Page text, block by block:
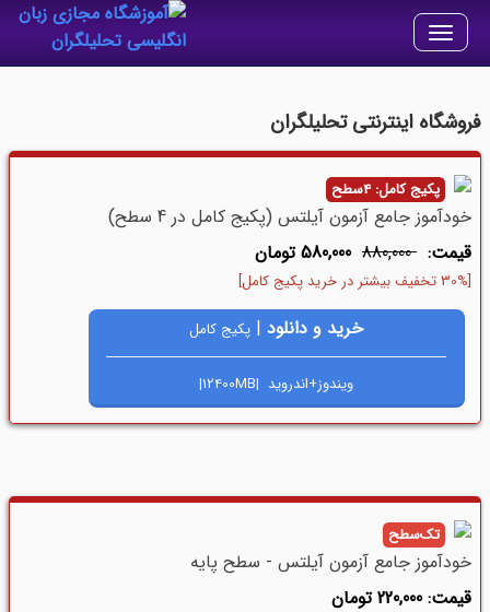
Toggle
navigation
فروشگاه اینترنتی تحلیلگران
پکیج کامل: 4سطح
خودآموز جامع آزمون آیلتس (پکیج کامل در 4 سطح)
قیمت: 880,000 580,000 تومان
[30% تخفیف بیشتر در خرید پکیج کامل]
خرید و دانلود |پکیج کامل
ویندوز+اندروید |12400MB|
تک‌سطح
خودآموز جامع آزمون آیلتس - سطح پایه
قیمت: 220,000 تومان